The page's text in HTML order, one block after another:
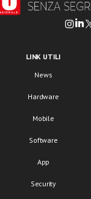
LINK UTILI
News
Hardware
Mobile
Software
App
Security